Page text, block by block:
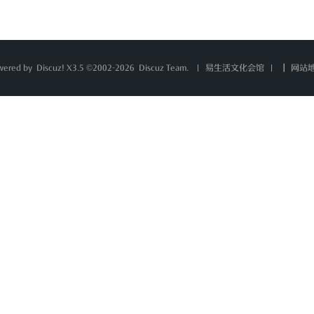
by Discuz! X3.5 ©2002-2026 Discuz Team. 易生活文化会馆 网站